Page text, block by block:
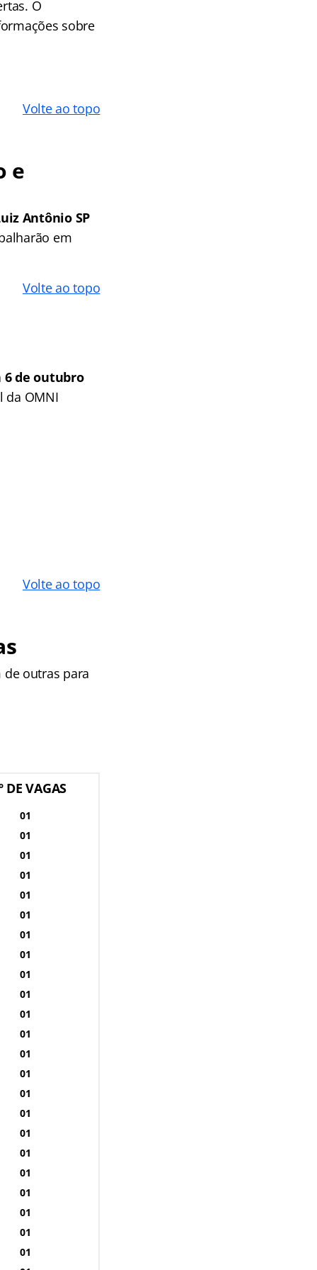
O
sobre
Volte ao topo
e
Antônio SP
em
Volte ao topo
6 de outubro
da OMNI
Volte ao topo
de outras para
DE VAGAS
01
01
01
01
01
01
01
01
01
01
01
01
01
01
01
01
01
01
01
01
01
01
01